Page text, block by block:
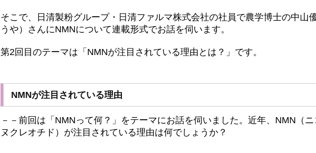
そこで、日清製粉グループ・日清ファルマ株式会社の社員で農学博士の中山
うや）さんにNMNについて連載形式でお話を伺います。
第2回目のテーマは「NMNが注目されている理由とは？」です。
NMNが注目されている理由
－－前回は「NMNって何？」をテーマにお話を伺いました。近年、NMN（
ヌクレオチド）が注目されている理由は何でしょうか？